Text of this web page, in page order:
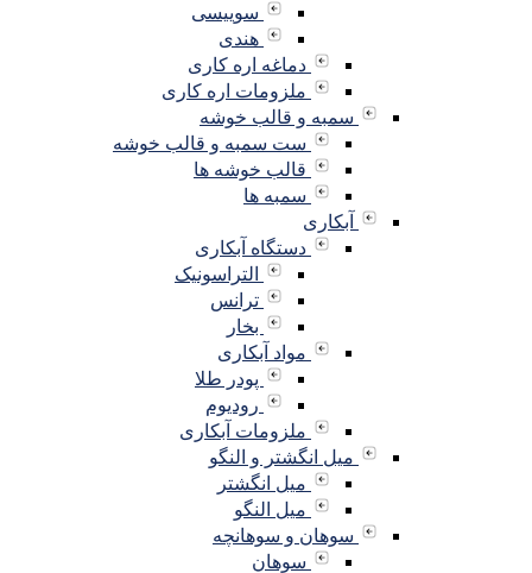
سوییسی
هندی
دماغه اره کاری
ملزومات اره کاری
سمبه و قالب خوشه
ست سمبه و قالب خوشه
قالب خوشه ها
سمبه ها
آبکاری
دستگاه آبکاری
التراسونیک
ترانس
بخار
مواد آبکاری
پودر طلا
رودیوم
ملزومات آبکاری
میل انگشتر و النگو
میل انگشتر
میل النگو
سوهان و سوهانچه
سوهان